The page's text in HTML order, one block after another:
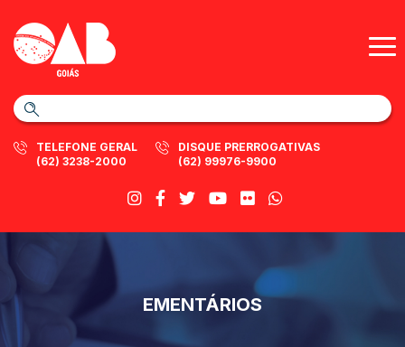
TELEFONE GERAL
(62) 3238-2000
DISQUE PRERROGATIVAS
(62) 99976-9900
EMENTÁRIOS